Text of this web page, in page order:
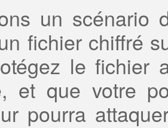
un scénario
fichier chiffré
le fichier
et que votre
pourra